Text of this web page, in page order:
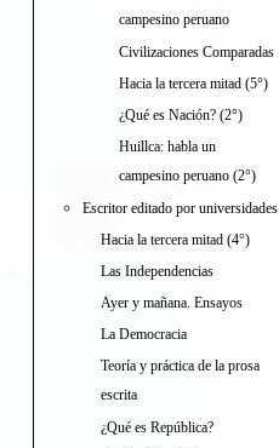
campesino peruano
Civilizaciones Comparadas
Hacia la tercera mitad (5°)
¿Qué es Nación? (2°)
Huillca: habla un
campesino peruano (2°)
Escritor editado por universidades
Hacia la tercera mitad (4°)
Las Independencias
Ayer y mañana. Ensayos
La Democracia
Teoría y práctica de la prosa
escrita
¿Qué es República?